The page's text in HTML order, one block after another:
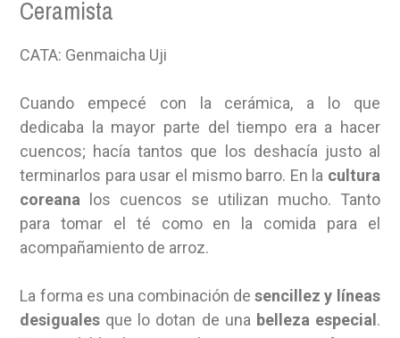
Ceramista
CATA: Genmaicha Uji
Cuando empecé con la cerámica, a lo que
dedicaba la mayor parte del tiempo era a hacer
cuencos; hacía tantos que los deshacía justo al
terminarlos para usar el mismo barro. En la cultura
coreana los cuencos se utilizan mucho. Tanto
para tomar el té como en la comida para el
acompañamiento de arroz.
La forma es una combinación desencillez y líneas
desiguales que lo dotan de una belleza especial .